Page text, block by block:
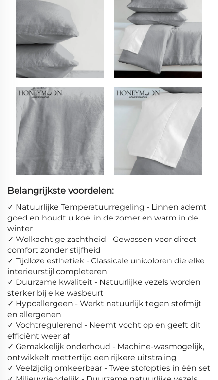
Belangrijkste voordelen:
✓ Natuurlijke Temperatuurregeling - Linnen ademt
goed en houdt u koel in de zomer en warm in de
winter
✓ Wolkachtige zachtheid - Gewassen voor direct
comfort zonder stijfheid
✓ Tijdloze esthetiek - Classicale unicoloren die elke
interieurstijl completeren
✓ Duurzame kwaliteit - Natuurlijke vezels worden
sterker bij elke wasbeurt
✓ Hypoallergeen - Werkt natuurlijk tegen stofmijt
en allergenen
✓ Vochtregulerend - Neemt vocht op en geeft dit
efficiënt weer af
✓ Gemakkelijk onderhoud - Machine-wasmogelijk,
ontwikkelt mettertijd een rijkere uitstraling
✓ Veelzijdig omkeerbaar - Twee stofopties in één set